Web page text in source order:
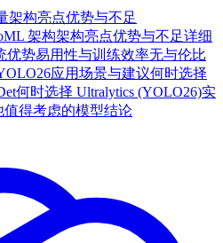
架构亮点优势与不足
架构架构亮点优势与不足详细
优势易用性与训练效率无与伦比
应用场景与建议何时选择
何时选择 Ultralytics (YOLO26)实
值得考虑的模型结论